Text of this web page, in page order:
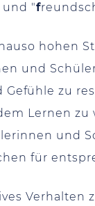
und "f
hohen
und
zu
Lernen
und
für
Verhalten